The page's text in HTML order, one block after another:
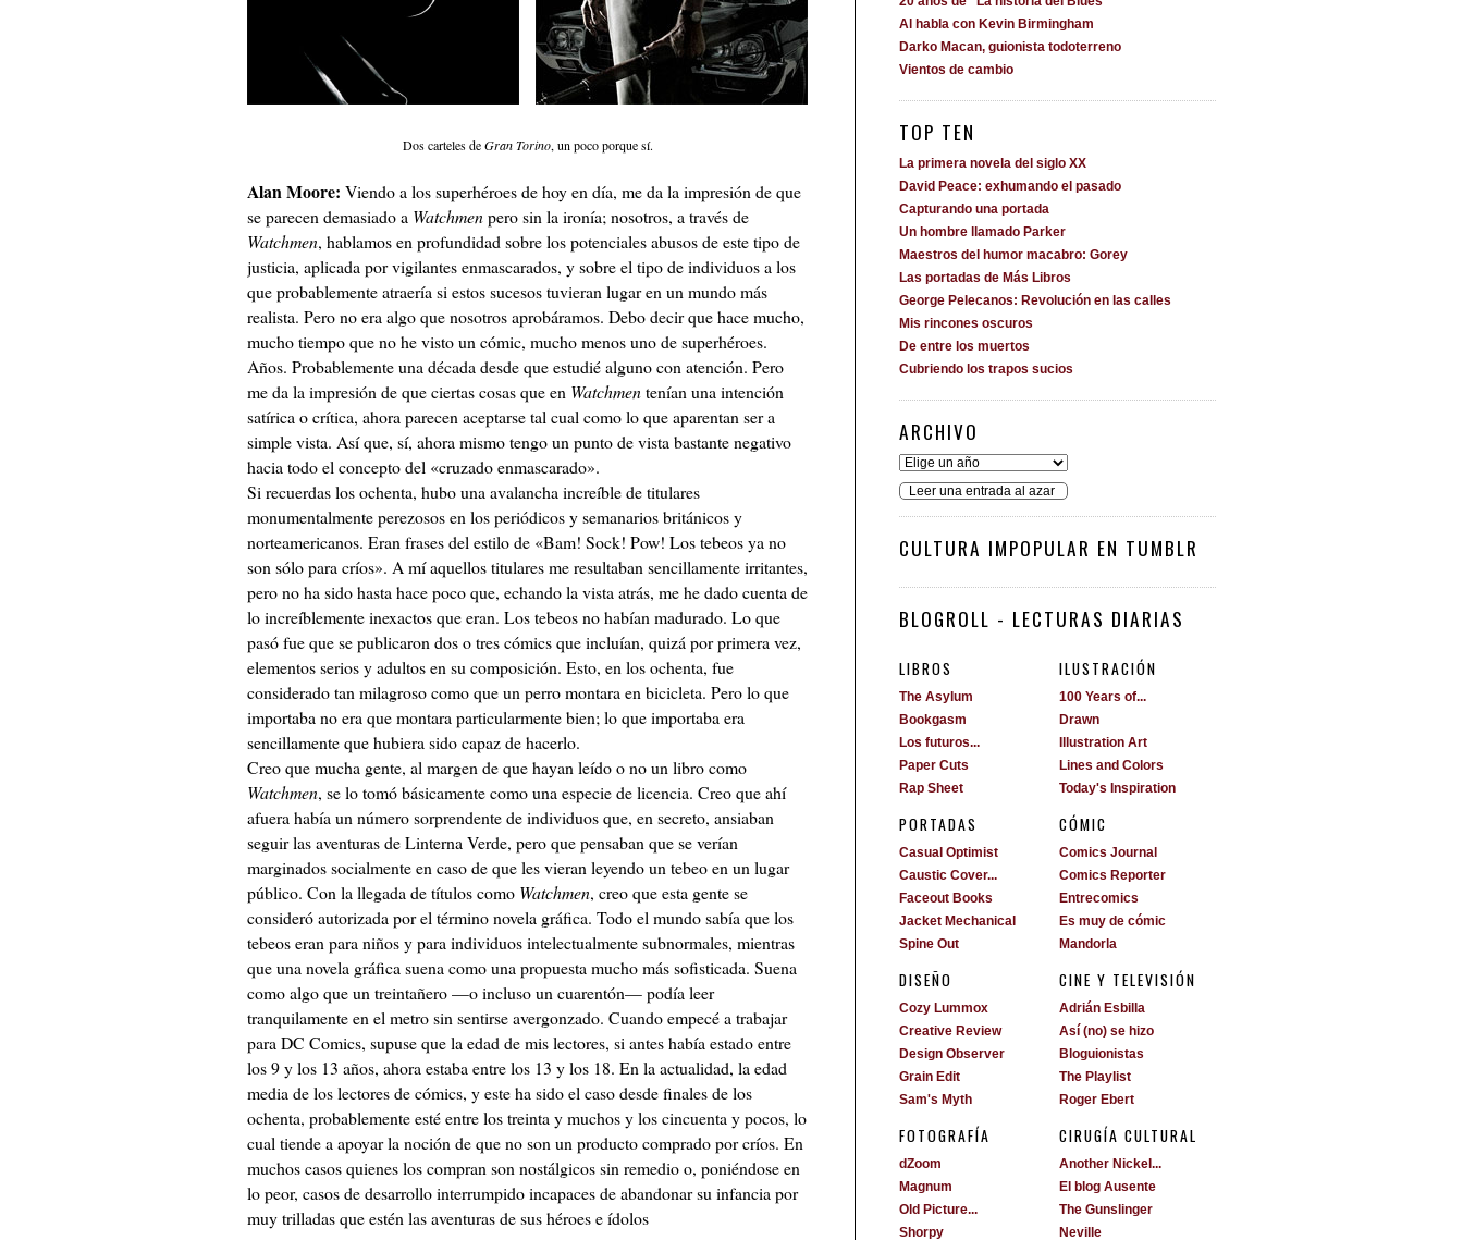
Dos carteles deGran Torino, un poco porque sí.
Alan Moore: Viendo a los superhéroes de hoy en día, me da la impresión de que
se parecen demasiado a Watchmenpero sin la ironía; nosotros, a través de
Watchmen, hablamos en profundidad sobre los potenciales abusos de este tipo de
justicia, aplicada por vigilantes enmascarados, y sobre el tipo de individuos a los
que probablemente atraería si estos sucesos tuvieran lugar en un mundo más
realista. Pero no era algo que nosotros aprobáramos. Debo decir que hace mucho,
mucho tiempo que no he visto un cómic, mucho menos uno de superhéroes.
Años. Probablemente una década desde que estudié alguno con atención. Pero
me da la impresión de que ciertas cosas que en Watchmentenían una intención
satírica o crítica, ahora parecen aceptarse tal cual como lo que aparentan ser a
simple vista. Así que, sí, ahora mismo tengo un punto de vista bastante negativo
hacia todo el concepto del «cruzado enmascarado».
Si recuerdas los ochenta, hubo una avalancha increíble de titulares
monumentalmente perezosos en los periódicos y semanarios británicos y
norteamericanos. Eran frases del estilo de «Bam! Sock! Pow! Los tebeos ya no
son sólo para críos». A mí aquellos titulares me resultaban sencillamente irritantes,
pero no ha sido hasta hace poco que, echando la vista atrás, me he dado cuenta de
lo increíblemente inexactos que eran. Los tebeos no habían madurado. Lo que
pasó fue que se publicaron dos o tres cómics que incluían, quizá por primera vez,
elementos serios y adultos en su composición. Esto, en los ochenta, fue
considerado tan milagroso como que un perro montara en bicicleta. Pero lo que
importaba no era que montara particularmente bien; lo que importaba era
sencillamente que hubiera sido capaz de hacerlo.
Creo que mucha gente, al margen de que hayan leído o no un libro como
Watchmen, se lo tomó básicamente como una especie de licencia. Creo que ahí
afuera había un número sorprendente de individuos que, en secreto, ansiaban
seguir las aventuras de Linterna Verde, pero que pensaban que se verían
marginados socialmente en caso de que les vieran leyendo un tebeo en un lugar
público. Con la llegada de títulos como Watchmen, creo que esta gente se
consideró autorizada por el término novela gráfica. Todo el mundo sabía que los
tebeos eran para niños y para individuos intelectualmente subnormales, mientras
que una novela gráfica suena como una propuesta mucho más sofisticada. Suena
como algo que un treintañero —o incluso un cuarentón— podía leer
tranquilamente en el metro sin sentirse avergonzado. Cuando empecé a trabajar
para DC Comics, supuse que la edad de mis lectores, si antes había estado entre
los 9 y los 13 años, ahora estaba entre los 13 y los 18. En la actualidad, la edad
media de los lectores de cómics, y este ha sido el caso desde finales de los
ochenta, probablemente esté entre los treinta y muchos y los cincuenta y pocos, lo
cual tiende a apoyar la noción de que no son un producto comprado por críos. En
muchos casos quienes los compran son nostálgicos sin remedio o, poniéndose en
lo peor, casos de desarrollo interrumpido incapaces de abandonar su infancia por
muy trilladas que estén las aventuras de sus héroes e ídolos
Al habla con Kevin Birmingham
Darko Macan, guionista todoterreno
Vientos de cambio
TOP TEN
La primera novela del siglo XX
David Peace: exhumando el pasado
Capturando una portada
Un hombre llamado Parker
Maestros del humor macabro: Gorey
Las portadas de Más Libros
George Pelecanos: Revolución en las calles
Mis rincones oscuros
De entre los muertos
Cubriendo los trapos sucios
ARCHIVO
Leer una entrada al azar
CULTURA IMPOPULAR EN TUMBLR
BLOGROLL - LECTURAS DIARIAS
LIBROS
The Asylum
Bookgasm
Los futuros...
Paper Cuts
Rap Sheet
PORTADAS
Casual Optimist
Caustic Cover...
Faceout Books
Jacket Mechanical
Spine Out
DISEÑO
Cozy Lummox
Creative Review
Design Observer
Grain Edit
Sam's Myth
FOTOGRAFÍA
dZoom
Magnum
Old Picture...
Shorpy
ILUSTRACIÓN
100 Years of...
Drawn
Illustration Art
Lines and Colors
Today's Inspiration
CÓMIC
Comics Journal
Comics Reporter
Entrecomics
Es muy de cómic
Mandorla
CINE Y TELEVISIÓN
Adrián Esbilla
Así (no) se hizo
Bloguionistas
The Playlist
Roger Ebert
CIRUGÍA CULTURAL
Another Nickel...
El blog Ausente
The Gunslinger
Neville